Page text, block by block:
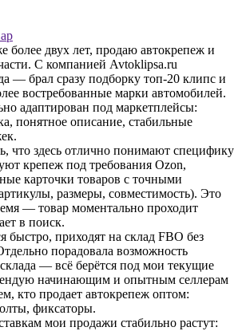
более двух лет, продаю автокрепеж и
С компанией Avtoklipsa.ru
— брал сразу подборку топ-20 клипс и
востребованные марки автомобилей.
адаптирован под маркетплейсы:
понятное описание, стабильные
что здесь отлично понимают специфику
крепеж под требования Ozon,
карточки товаров с точными
размеры, совместимость). Это
— товар моментально проходит
в поиск.
быстро, приходят на склад FBO без
порадовала возможность
склада — всё берётся под мои текущие
начинающим и опытным селлерам
кто продает автокрепеж оптом:
фиксаторы.
мои продажи стабильно растут: